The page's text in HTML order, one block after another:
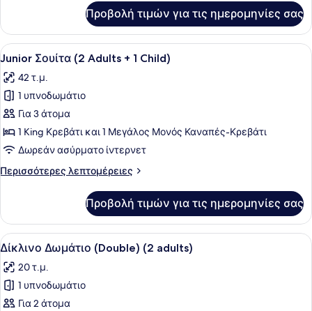
Σουίτα
(2
Adults)
Προβολή τιμών για τις ημερομηνίες σας
Προβολή
όλων
των
φωτογραφιών
για
Junior
Σουίτα
Adults
Child)
Ένα σύγχρονο δωμάτιο
5
Junior Σουίτα (2 Adults + 1 Child)
42 τ.μ.
1 υπνοδωμάτιο
Για 3 άτομα
1 King Κρεβάτι και 1 Μεγάλος Μονός Καναπές-Κρεβάτι
Δωρεάν ασύρματο ίντερνετ
Περισσότερες λεπτομέρειες
Περισσότερες
Σουίτα
(2
Adults
Child)
Προβολή τιμών για τις ημερομηνίες σας
Προβολή
όλων
των
φωτογραφιών
για
Ένα διπλό κρεβάτι με ένα
3
Δίκλινο Δωμάτιο (Double) (2 adults)
20 τ.μ.
1 υπνοδωμάτιο
Για 2 άτομα